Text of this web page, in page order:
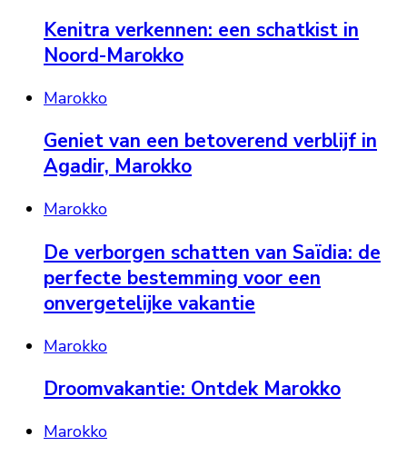
Kenitra verkennen: een schatkist in
Noord-Marokko
Marokko
Geniet van een betoverend verblijf in
Agadir, Marokko
Marokko
De verborgen schatten van Saïdia: de
perfecte bestemming voor een
onvergetelijke vakantie
Marokko
Droomvakantie: Ontdek Marokko
Marokko